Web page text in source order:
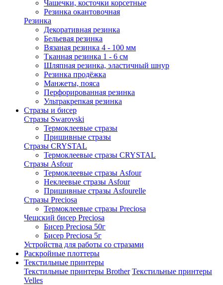
Чашечки, косточки корсетные
Резинка окантовочная
Резинка
Декоративная резинка
Бельевая резинка
Вязаная резинка 4 - 100 мм
Тканная резинка 1 - 6 см
Шляпная резинка, эластичный шнур
Резинка продёжка
Манжеты, пояса
Перфорированная резинка
Ультракрепкая резинка
Стразы и бисер
Стразы Swarovski
Термоклеевые стразы
Пришивные стразы
Стразы CRYSTAL
Термоклеевые стразы CRYSTAL
Стразы Asfour
Термоклеевые стразы Asfour
Неклеевые стразы Asfour
Пришивные стразы Asfourelle
Стразы Preciosa
Термоклеевые стразы Preciosa
Чешский бисер Preciosa
Бисер Preciosa 50г
Бисер Preciosa 5г
Устройства для работы со стразами
Раскройные плоттеры
Текстильные принтеры
Текстильные принтеры Brother Текстильные принтеры
Velles